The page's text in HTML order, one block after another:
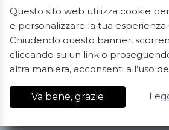
2023 © Tutti i diritti riservati.
marchio
Ceramiche Marrocco - Via Ponte
Export Digitale| E-commerce
Questo sito web utilizza cookie
e personalizzare la tua esperienza
Chiudendo questo banner,
cliccando su un link o
altra maniera, acconsenti all’uso
Va bene, grazie